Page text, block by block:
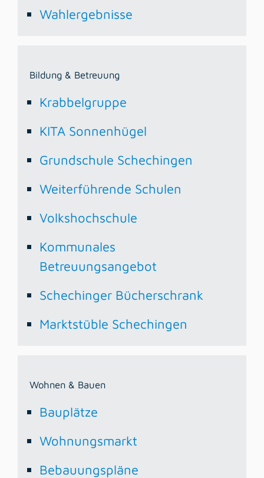
Wahlergebnisse
Bildung & Betreuung
Krabbelgruppe
KITA Sonnenhügel
Grundschule Schechingen
Weiterführende Schulen
Volkshochschule
Kommunales
Betreuungsangebot
Schechinger Bücherschrank
Marktstüble Schechingen
Wohnen & Bauen
Bauplätze
Wohnungsmarkt
Bebauungspläne